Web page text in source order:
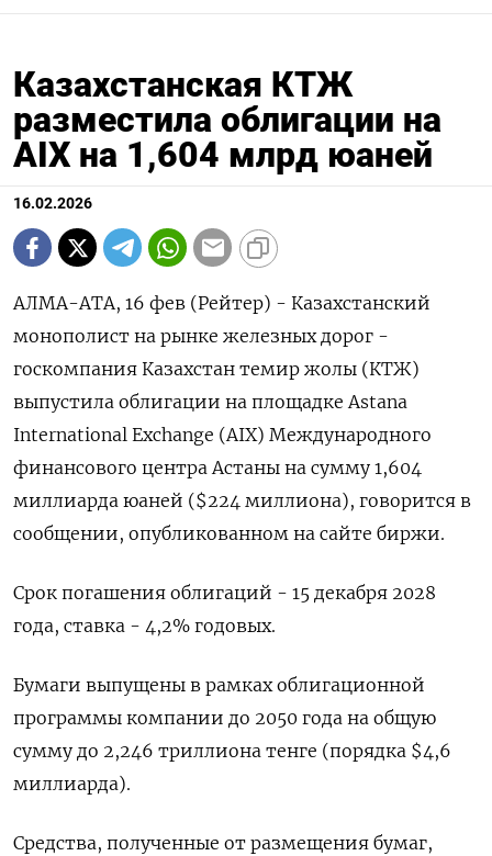
Казахстанская КТЖ
разместила облигации на
AIX на 1,604 млрд юаней
16.02.2026
АЛМА-АТА, 16 фев (Рейтер) - Казахстанский
монополист на рынке железных дорог -
‌госкомпания Казахстан темир жолы (КТЖ)
выпустила облигации на площадке Astana
International ​Exchange (​AIX) ​Международного
финансового ⁠центра Астаны ‌на сумму 1,‌604
миллиарда юаней ($224 миллиона), говорится в
сообщении, опубликованном ​на сайте биржи.
Срок ‌погашения облигаций - 15 декабря ​2028
года, ставка - 4,2% ‌годовых.
Бумаги выпущены в рамках облигационной
программы компании до 2050 ​года на ​общую
‌сумму до 2,246 ​триллиона тенге (порядка $4,6
миллиарда).
Средства, полученные от размещения бумаг,